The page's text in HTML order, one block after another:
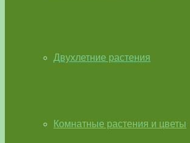
Двухлетние растения
Комнатные растения и цветы